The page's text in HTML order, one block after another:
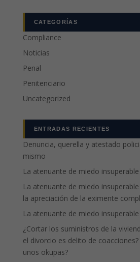
CATEGORÍAS
Compliance
Noticias
Penal
Penitenciario
Uncategorized
ENTRADAS RECIENTES
Denuncia, querella y atestado
mismo
La atenuante de miedo insuperable
La atenuante de miedo
la apreciación de la eximente
La atenuante de miedo insuperable
¿Cortar los suministros de la
el divorcio es delito de
unos okupas?